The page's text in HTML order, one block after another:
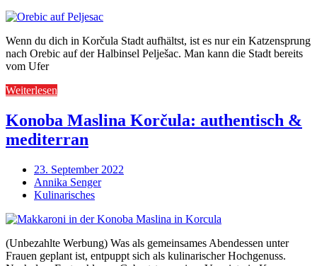
Wenn du dich in Korčula Stadt aufhältst, ist es nur ein Katzensprung
nach Orebic auf der Halbinsel Pelješac. Man kann die Stadt bereits
vom Ufer
Weiterlesen
Konoba Maslina Korčula: authentisch &
mediterran
23. September 2022
Annika Senger
Kulinarisches
(Unbezahlte Werbung) Was als gemeinsames Abendessen unter
Frauen geplant ist, entpuppt sich als kulinarischer Hochgenuss.